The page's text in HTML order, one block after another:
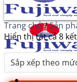
Trang chủ/Sản
Hiển thị tất cả 8